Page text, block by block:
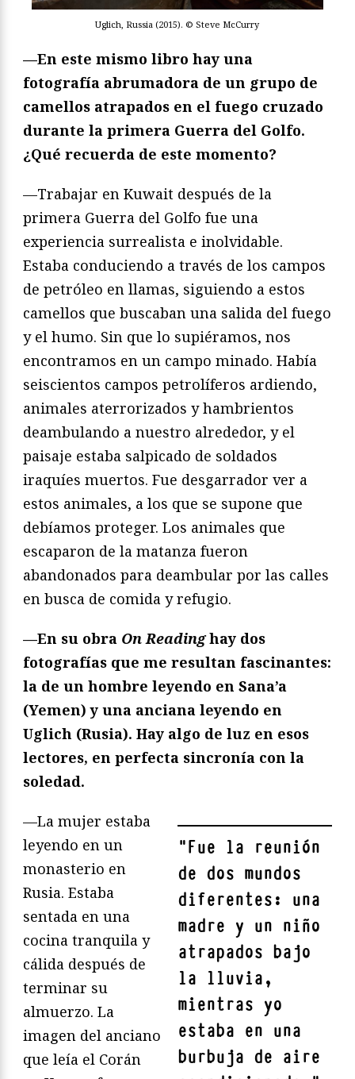
Uglich, Russia (2015). © Steve McCurry
—En este mismo libro hay una
fotografía abrumadora de un grupo de
camellos atrapados en el fuego cruzado
durante la primera Guerra del Golfo.
¿Qué recuerda de este momento?
—Trabajar en Kuwait después de la
primera Guerra del Golfo fue una
experiencia surrealista e inolvidable.
Estaba conduciendo a través de los campos
de petróleo en llamas, siguiendo a estos
camellos que buscaban una salida del fuego
y el humo. Sin que lo supiéramos, nos
encontramos en un campo minado. Había
seiscientos campos petrolíferos ardiendo,
animales aterrorizados y hambrientos
deambulando a nuestro alrededor, y el
paisaje estaba salpicado de soldados
iraquíes muertos. Fue desgarrador ver a
estos animales, a los que se supone que
debíamos proteger. Los animales que
escaparon de la matanza fueron
abandonados para deambular por las calles
en busca de comida y refugio.
—En su obra On Readinghay dos
fotografías que me resultan fascinantes:
la de un hombre leyendo en Sana’a
(Yemen) y una anciana leyendo en
Uglich (Rusia). Hay algo de luz en esos
lectores, en perfecta sincronía con la
soledad.
"Fue la reunión
de dos mundos
diferentes: una
madre y un niño
atrapados bajo
la lluvia,
mientras yo
estaba en una
burbuja de aire
—La mujer estaba
leyendo en un
monasterio en
Rusia. Estaba
sentada en una
cocina tranquila y
cálida después de
terminar su
almuerzo. La
imagen del anciano
que leía el Corán